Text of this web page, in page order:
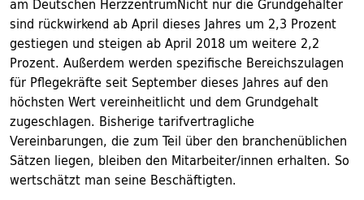
sind rückwirkend ab April dieses Jahres um 2,3 Prozent
gestiegen und steigen ab April 2018 um weitere 2,2
Prozent. Außerdem werden spezifische Bereichszulagen
für Pflegekräfte seit September dieses Jahres auf den
höchsten Wert vereinheitlicht und dem Grundgehalt
zugeschlagen. Bisherige tarifvertragliche
Vereinbarungen, die zum Teil über den branchenüblichen
Sätzen liegen, bleiben den Mitarbeiter/innen erhalten. So
wertschätzt man seine Beschäftigten.